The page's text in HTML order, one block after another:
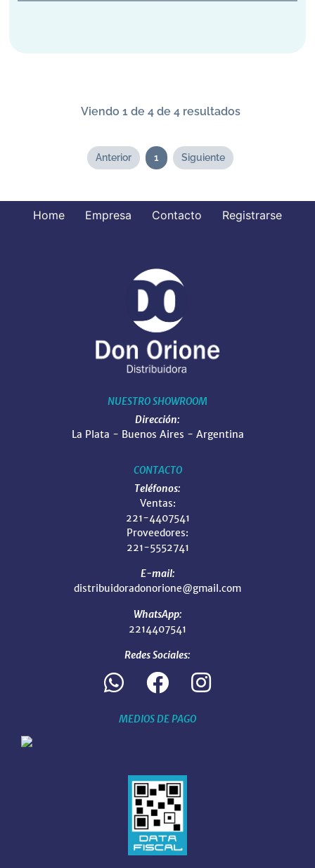
Viendo 1 de 4 de 4 resultados
Anterior 1 Siguiente
Home Empresa Contacto Registrarse
NUESTRO SHOWROOM
Dirección:
La Plata - Buenos Aires - Argentina
CONTACTO
Teléfonos:
Ventas:
221-4407541
Proveedores:
221-5552741
E-mail:
distribuidoradonorione@gmail.com
WhatsApp:
2214407541
Redes Sociales:
MEDIOS DE PAGO